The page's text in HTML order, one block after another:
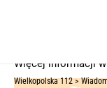
Więcej informacji
Wielkopolska 112>